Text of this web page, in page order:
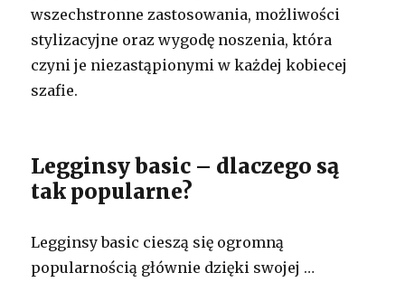
wszechstronne zastosowania, możliwości
stylizacyjne oraz wygodę noszenia, która
czyni je niezastąpionymi w każdej kobiecej
szafie.
Legginsy basic – dlaczego są
tak popularne?
Legginsy basic cieszą się ogromną
popularnością głównie dzięki swojej …